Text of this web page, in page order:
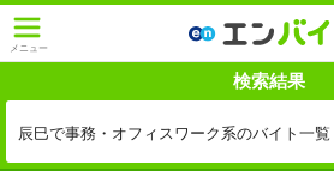
メニュー
検索結果
辰巳で事務・オフィスワーク系のバイト一覧